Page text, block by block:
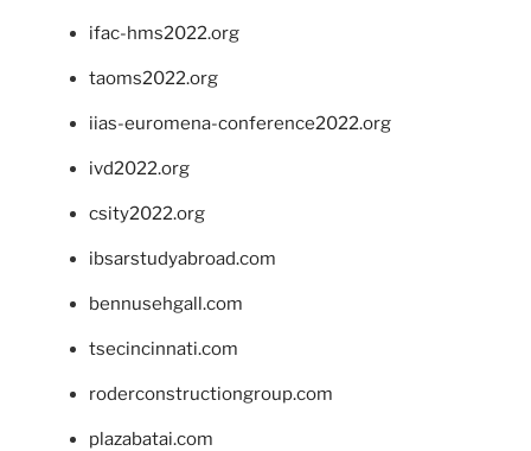
ifac-hms2022.org
taoms2022.org
iias-euromena-conference2022.org
ivd2022.org
csity2022.org
ibsarstudyabroad.com
bennusehgall.com
tsecincinnati.com
roderconstructiongroup.com
plazabatai.com